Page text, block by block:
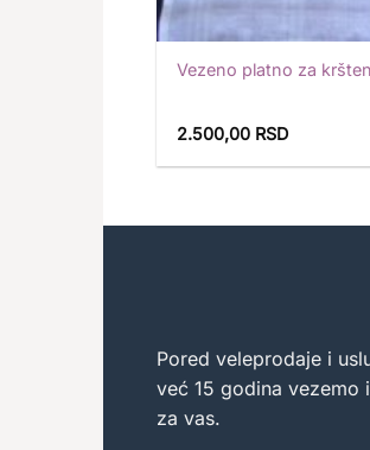
Vezeno platno za
2.500,00 RSD
Pored veleprodaje i
već 15 godina vezemo
za vas.